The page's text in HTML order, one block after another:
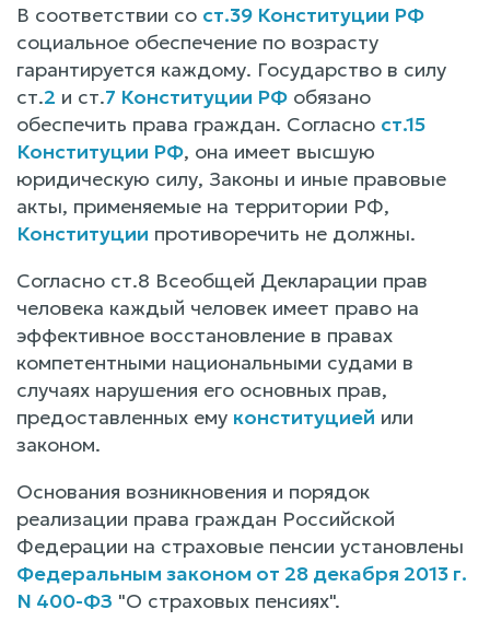
В соответствии со ст.39 Конституции РФ
социальное обеспечение по возрасту
гарантируется каждому. Государство в силу
ст.2 и ст.7 Конституции РФ обязано
обеспечить права граждан. Согласно ст.15
Конституции РФ, она имеет высшую
юридическую силу, Законы и иные правовые
акты, применяемые на территории РФ,
Конституции противоречить не должны.
Согласно ст.8 Всеобщей Декларации прав
человека каждый человек имеет право на
эффективное восстановление в правах
компетентными национальными судами в
случаях нарушения его основных прав,
предоставленных ему конституцией или
законом.
Основания возникновения и порядок
реализации права граждан Российской
Федерации на страховые пенсии установлены
Федеральным законом от 28 декабря 2013 г.
N 400-ФЗ "О страховых пенсиях".